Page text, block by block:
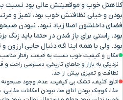
کلا هتل خوب و موقعیتش عالی بود
بودن و خیلی نظافتش خوب بود، تمیز و
فضای داخلشون اصلا زیاد نبود. نبودن
بود. راستی برای باز شدن در حتما باید زنگ
بود. ولی با همه اینا اگه دنبال جایی
مکان و کیفیت خوب نسبت به قیمت، رفتار مناسب
نزدیکی به بازار و جاهای تاریخی، دسترسی راحت
نظافت و تمیزی بیش از حد.
اتاق کثیف، تشک بی کیفیت، عدم وجود صبحونه
غذا، کوچک بودن اتاق ها، نبودن امکانات